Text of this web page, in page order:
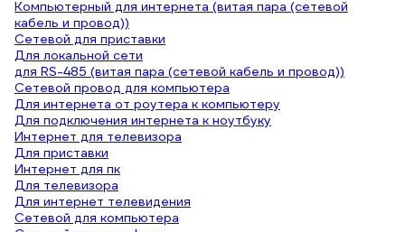
Компьютерный для интернета (витая пара (сетевой
кабель и провод))
Сетевой для приставки
Для локальной сети
для RS-485 (витая пара (сетевой кабель и провод))
Сетевой провод для компьютера
Для интернета от роутера к компьютеру
Для подключения интернета к ноутбуку
Интернет для телевизора
Для приставки
Интернет для пк
Для телевизора
Для интернет телевидения
Сетевой для компьютера